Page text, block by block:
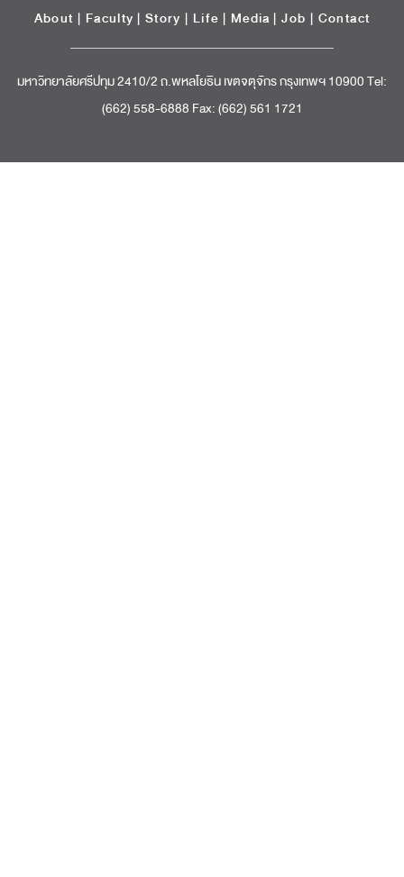
About | Faculty | Story | Life | Media |Job | Contact
มหาวิทยาลัยศรีปทุม 2410/2 ถ.พหลโยธิน เขตจตุจักร กรุงเทพฯ 10900 Tel:
(662) 558-6888 Fax: (662) 561 1721